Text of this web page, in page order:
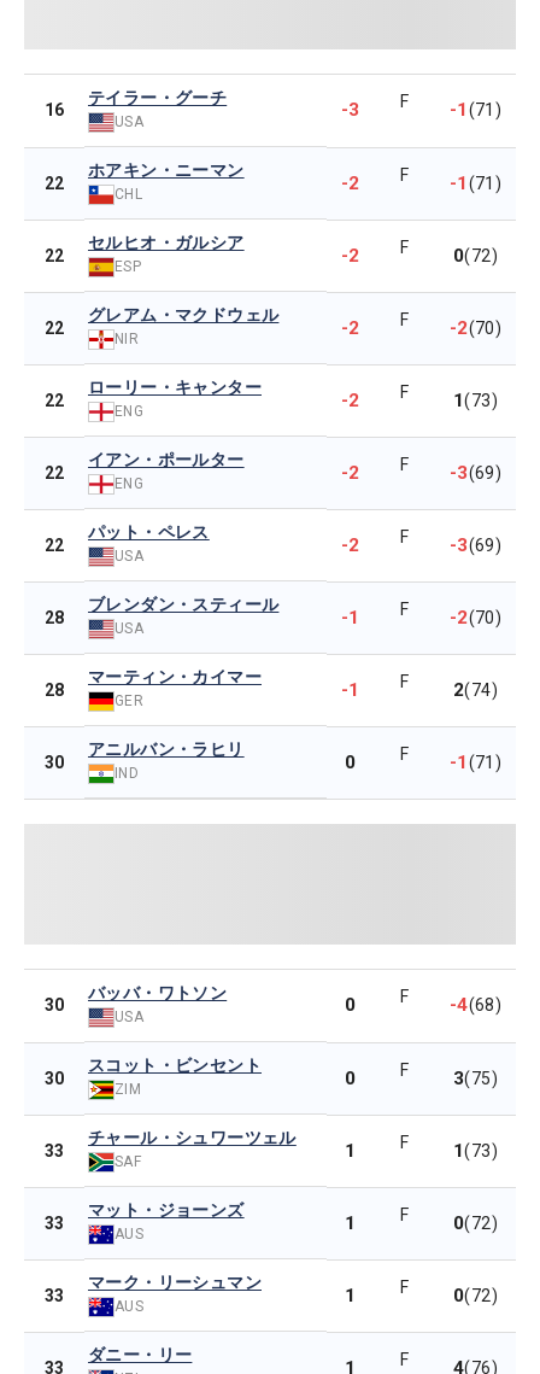
16
テイラー・グーチ
USA
-3 F -1(71)
22
ホアキン・ニーマン
CHL -2 F -1(71)
22
セルヒオ・ガルシア
ESP -2 F 0(72)
22
グレアム・マクドウェル
NIR -2 F -2(70)
22
ローリー・キャンター
ENG -2 F 1(73)
22
イアン・ポールター
ENG -2 F -3(69)
22
パット・ペレス
USA -2 F -3(69)
28
ブレンダン・スティール
USA -1 F -2(70)
28
マーティン・カイマー
GER -1 F 2(74)
30
アニルバン・ラヒリ
IND 0 F -1(71)
30
バッバ・ワトソン
USA
0 F -4(68)
30
スコット・ビンセント
ZIM 0 F 3(75)
33
チャール・シュワーツェル
SAF 1 F 1(73)
33
マット・ジョーンズ
AUS 1 F 0(72)
33
マーク・リーシュマン
AUS 1 F 0(72)
33
ダニー・リー
1 F 4(76)